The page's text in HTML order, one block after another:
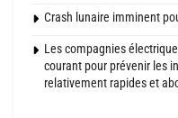
Crash lunaire imminent
Les compagnies
courant pour prévenir les
relativement rapides et